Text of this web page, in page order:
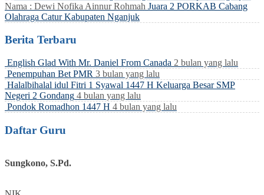
Nama : Dewi Nofika Ainnur Rohmah Juara 2 PORKAB Cabang
Olahraga Catur Kabupaten Nganjuk
Berita Terbaru
English Glad With Mr. Daniel From Canada 2 bulan yang lalu
Penempuhan Bet PMR 3 bulan yang lalu
Halalbihalal idul Fitri 1 Syawal 1447 H Keluarga Besar SMP
Negeri 2 Gondang 4 bulan yang lalu
Pondok Romadhon 1447 H 4 bulan yang lalu
Daftar Guru
Sungkono, S.Pd.